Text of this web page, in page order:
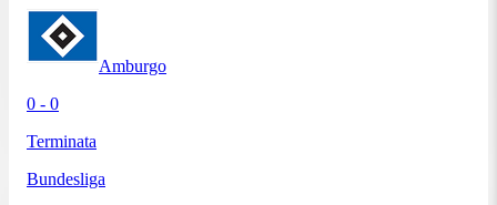
Amburgo
0 - 0
Terminata
Bundesliga